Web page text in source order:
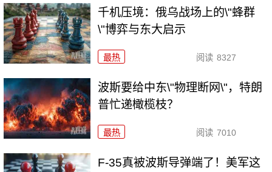
千机压境：俄乌战场上的\"蜂群
\"博弈与东大启示
最热 阅读 8327
波斯要给中东\"物理断网\"，特朗
普忙递橄榄枝？
最热 阅读 7010
F-35真被波斯导弹端了！美军这